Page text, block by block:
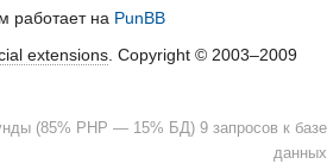
работает на PunBB
extensions. Copyright © 2003–2009
(85% PHP — 15% БД) 9 запросов к базе
данных